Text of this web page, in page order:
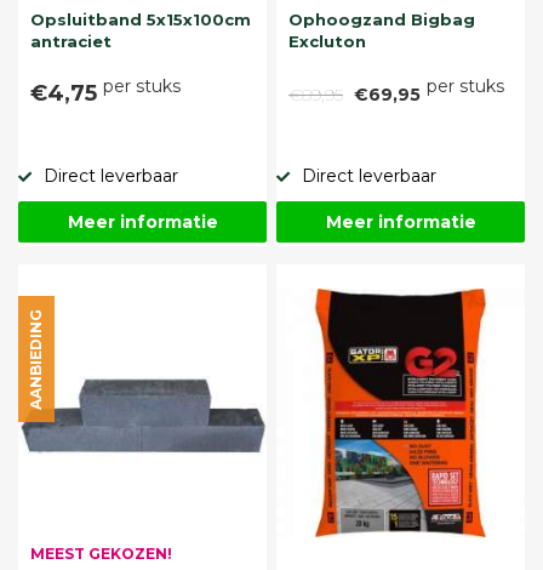
Opsluitband 5x15x100cm
antraciet
€4,75 per stuks
Direct leverbaar
Meer informatie
Ophoogzand Bigbag
Excluton
€89,95 €69,95 per stuks
Direct leverbaar
Meer informatie
MEEST GEKOZEN!
AANBIEDING